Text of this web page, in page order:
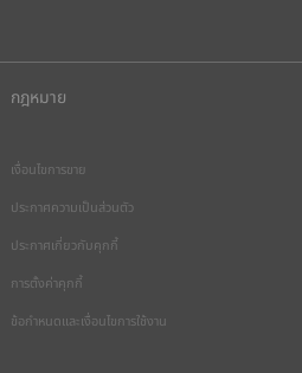
กฎหมาย
เงื่อนไขการขาย
ประกาศความเป็นส่วนตัว
ประกาศเกี่ยวกับคุกกี้
การตั้งค่าคุกกี้
ข้อกำหนดและเงื่อนไขการใช้งาน